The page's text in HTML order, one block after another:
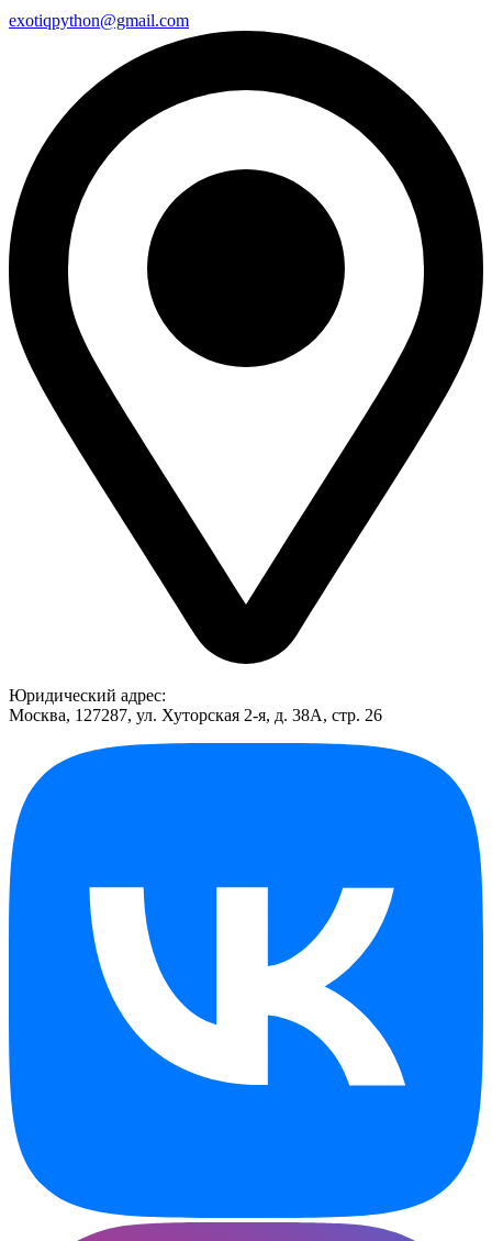
exotiqpython@gmail.com
Юридический адрес:
Москва, 127287, ул. Хуторская 2-я, д. 38А, стр. 26